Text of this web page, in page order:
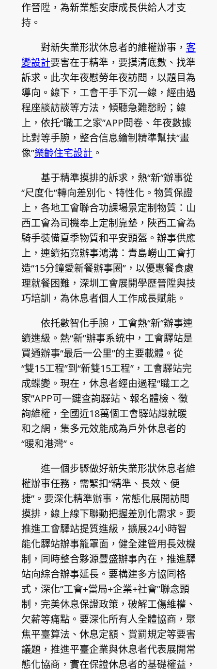
作晉陞，為新業態安康成長供給人才支
持。
對新失業形狀休息者的維權辦事， 客
變設計要害在于精準，要摸清底數、找準
訴求。此次年夜慰勞年夜訪問，以題目為
導向。線下，工會干手下沉一線，經由過
程座談訪談等方法，傾聽急難愁盼；線
上，依托“職工之家”APP問卷、年夜數據
比對等手腕，整合信息繪制精準幫扶“畫
像”樂齡住宅設計 。
基于精準摸排的訴求，熱“新”辦事從
“尺度化”轉向差別化、特性化。物質保證
上，各地工會聯合功課場景定制物質：山
西工會為司機奉上定制靠墊，陜西工會為
騎手裝備夏季物質和平安頭盔。辦事供應
上，連續拓寬辦事鴻溝：青島嶗山工會打
造“15分鐘愛新餐辦事圈”，以優惠餐食處
理就餐困難，深圳工會展開學歷晉陞與技
巧培訓，為休息者個人工作成長賦能。
依托數智化手腕，工會熱“新”辦事連
續進級。熱“新”辦事系統中，工會驛站是
買通辦事“最后一公里”的主要載體。從
“雙15工程”到“新雙15工程”，工會驛站完
成蝶變。現在，休息者經由過程“職工之
家”APP可一鍵查詢驛站、報名體檢、徵
詢維權，全國近18萬個工會驛站織就暖
和之網，集多元效能成為戶外休息者的
“暖和港灣”。
進一個步驟做好新失業形狀休息者維
權辦事任務，需緊扣“精準、長效、便
捷”。要深化精準辦事，常態化展開訪問
摸排，線上線下聯動把握差別化需求。要
推進工會驛站提質進級，擴展24小時智
能化驛站辦事籠罩面，健全建管用長效機
制，同時整合夥源豐盛辦事內在，推進驛
站向綜合辦事延長。要構建多方協同格
式，深化“工會+當局+企業+社會”聯念頭
制，完美休息保證政策，破解工傷維權、
欠薪等痛點。要深化所有人全體協商，聚
焦平臺算法、休息定額、賞罰規定等要害
議題，推進平臺企業與休息者代表展開常
態化協商，實在保證休息者的基礎權益，